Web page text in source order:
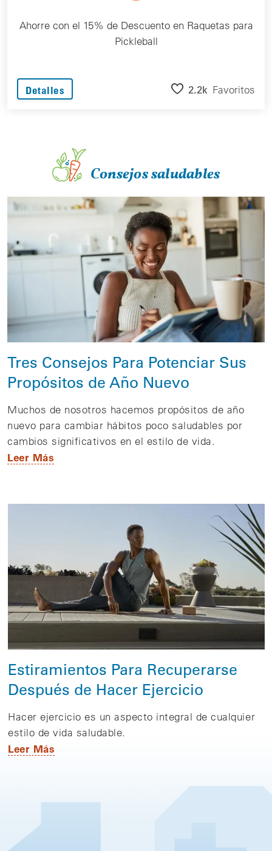
Ahorre con el 15% de Descuento en Raquetas para
Pickleball
Detalles 2.2k Favoritos
Consejos saludables
Tres Consejos Para Potenciar Sus
Propósitos de Año Nuevo
Muchos de nosotros hacemos propósitos de año
nuevo para cambiar hábitos poco saludables por
cambios significativos en el estilo de vida.
Leer Más
Estiramientos Para Recuperarse
Después de Hacer Ejercicio
Hacer ejercicio es un aspecto integral de cualquier
estilo de vida saludable.
Leer Más